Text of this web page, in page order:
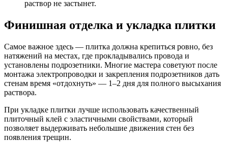
раствор не застынет.
Финишная отделка и укладка плитки
Самое важное здесь — плитка должна крепиться ровно, без
натяжений на местах, где прокладывались провода и
установлены подрозетники. Многие мастера советуют после
монтажа электропроводки и закрепления подрозетников дать
стенам время «отдохнуть» — 1–2 дня для полного высыхания
раствора.
При укладке плитки лучше использовать качественный
плиточный клей с эластичными свойствами, который
позволяет выдерживать небольшие движения стен без
появления трещин.